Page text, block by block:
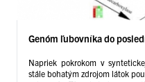
Genóm ľubovníka do
Napriek pokrokom v
stále bohatým zdrojom látok